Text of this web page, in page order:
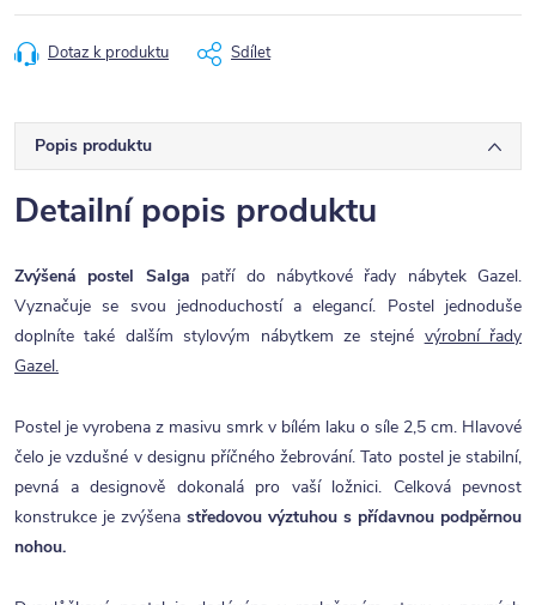
Dotaz k produktu Sdílet
Popis produktu
Detailní popis produktu
Zvýšená postel Salga patří do nábytkové řady nábytek Gazel.
Vyznačuje se svou jednoduchostí a elegancí. Postel jednoduše
doplníte také dalším stylovým nábytkem ze stejné výrobní řady
Gazel.
Postel je vyrobena z masivu smrk v bílém laku o síle 2,5 cm. Hlavové
čelo je vzdušné v designu příčného žebrování. Tato postel je stabilní,
pevná a designově dokonalá pro vaší ložnici. Celková pevnost
konstrukce je zvýšena středovou výztuhou s přídavnou podpěrnou
nohou.